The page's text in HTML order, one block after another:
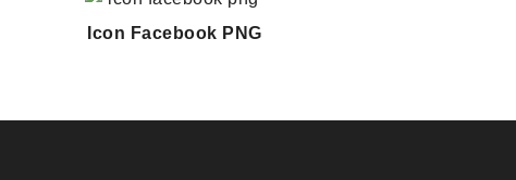
Icon Facebook PNG